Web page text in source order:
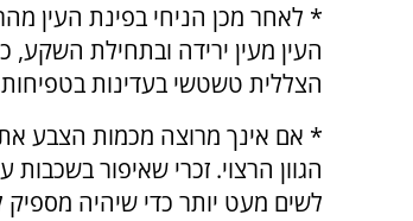
* לאחר מכן הניחי בפינת העין
העין מעין ירידה ובתחילת השקע,
הצללית טשטשי בעדינות
* אם אינך מרוצה מכמות הצבע את
הגוון הרצוי. זכרי שאיפור
לשים מעט יותר כדי שיהיה מספיק